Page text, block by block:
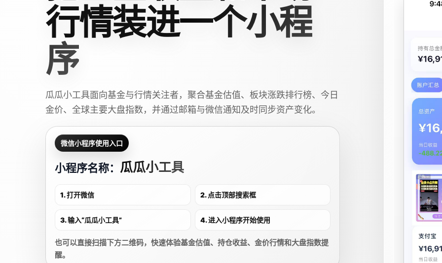
行情装进一个小程
序
瓜瓜小工具面向基金与行情关注者，聚合基金估值、板块涨跌排行榜、今日
金价、全球主要大盘指数，并通过邮箱与微信通知及时同步资产变化。
微信小程序使用入口
小程序名称： 瓜瓜小工具
1. 打开微信 2. 点击顶部搜索框
3. 输入“瓜瓜小工具” 4. 进入小程序开始使用
也可以直接扫描下方二维码，快速体验基金估值、持仓收益、金价行情和大盘指数提
醒。